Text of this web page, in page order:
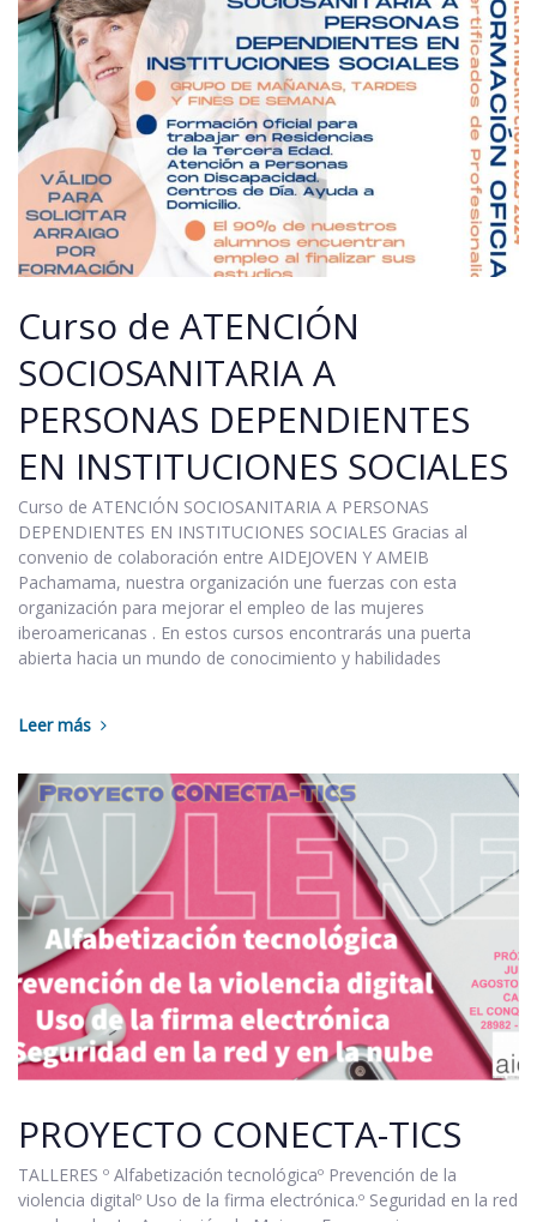
Curso de ATENCIÓN
SOCIOSANITARIA A
PERSONAS DEPENDIENTES
EN INSTITUCIONES SOCIALES
Curso de ATENCIÓN SOCIOSANITARIA A PERSONAS
DEPENDIENTES EN INSTITUCIONES SOCIALES Gracias al
convenio de colaboración entre AIDEJOVEN Y AMEIB
Pachamama, nuestra organización une fuerzas con esta
organización para mejorar el empleo de las mujeres
iberoamericanas . En estos cursos encontrarás una puerta
abierta hacia un mundo de conocimiento y habilidades
Leer más
PROYECTO CONECTA-TICS
TALLERES º Alfabetización tecnológicaº Prevención de la
violencia digitalº Uso de la firma electrónica.º Seguridad en la red